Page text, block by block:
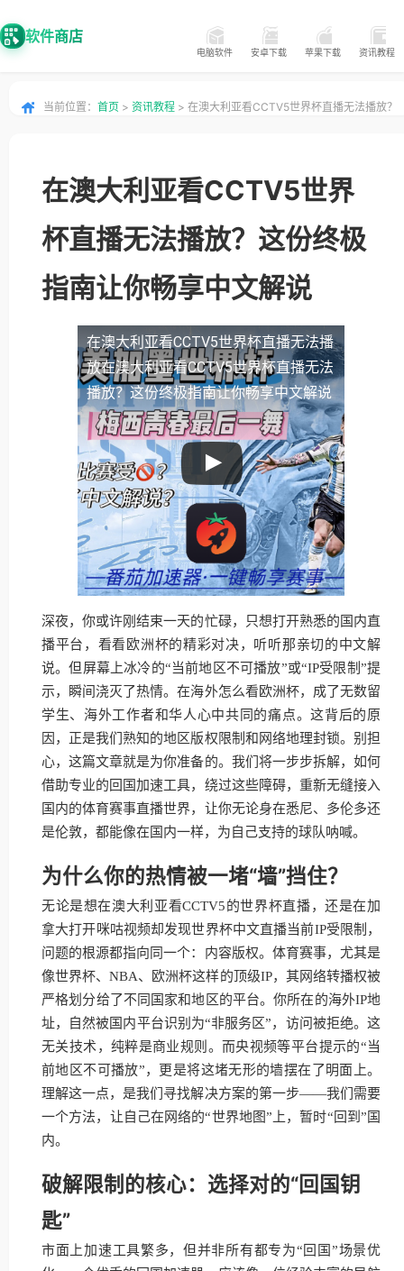
软件商店
电脑软件 安卓下载 苹果下载 资讯教程
当前位置： 首页 > 资讯教程 > 在澳大利亚看CCTV5世界杯直播无法播放？
在澳大利亚看CCTV5世界
杯直播无法播放？这份终极
指南让你畅享中文解说
在澳大利亚看CCTV5世界杯直播无法播
放在澳大利亚看CCTV5世界杯直播无法
播放？这份终极指南让你畅享中文解说
深夜，你或许刚结束一天的忙碌，只想打开熟悉的国内直
播平台，看看欧洲杯的精彩对决，听听那亲切的中文解
说。但屏幕上冰冷的“当前地区不可播放”或“IP受限制”提
示，瞬间浇灭了热情。在海外怎么看欧洲杯，成了无数留
学生、海外工作者和华人心中共同的痛点。这背后的原
因，正是我们熟知的地区版权限制和网络地理封锁。别担
心，这篇文章就是为你准备的。我们将一步步拆解，如何
借助专业的回国加速工具，绕过这些障碍，重新无缝接入
国内的体育赛事直播世界，让你无论身在悉尼、多伦多还
是伦敦，都能像在国内一样，为自己支持的球队呐喊。
为什么你的热情被一堵“墙”挡住？
无论是想在澳大利亚看CCTV5的世界杯直播，还是在加
拿大打开咪咕视频却发现世界杯中文直播当前IP受限制，
问题的根源都指向同一个：内容版权。体育赛事，尤其是
像世界杯、NBA、欧洲杯这样的顶级IP，其网络转播权被
严格划分给了不同国家和地区的平台。你所在的海外IP地
址，自然被国内平台识别为“非服务区”，访问被拒绝。这
无关技术，纯粹是商业规则。而央视频等平台提示的“当
前地区不可播放”，更是将这堵无形的墙摆在了明面上。
理解这一点，是我们寻找解决方案的第一步——我们需要
一个方法，让自己在网络的“世界地图”上，暂时“回到”国
内。
破解限制的核心：选择对的“回国钥
匙”
市面上加速工具繁多，但并非所有都专为“回国”场景优